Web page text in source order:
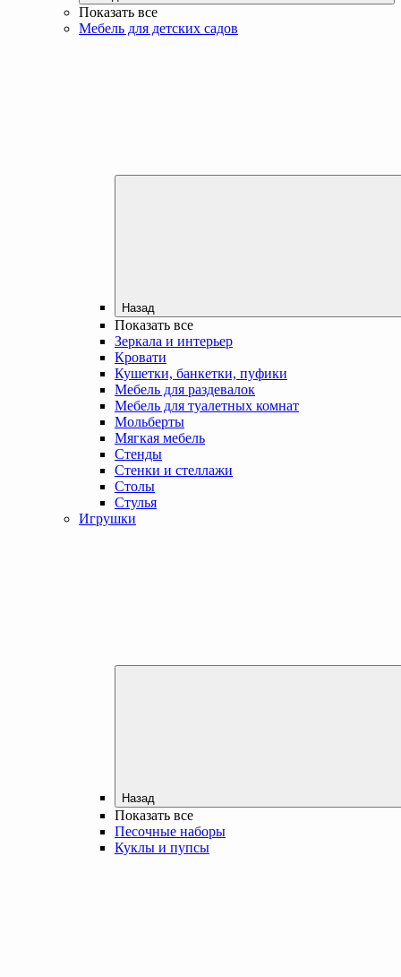
Показать все
Мебель для детских садов
Назад
Показать все
Зеркала и интерьер
Кровати
Кушетки, банкетки, пуфики
Мебель для раздевалок
Мебель для туалетных комнат
Мольберты
Мягкая мебель
Стенды
Стенки и стеллажи
Столы
Стулья
Игрушки
Назад
Показать все
Песочные наборы
Куклы и пупсы